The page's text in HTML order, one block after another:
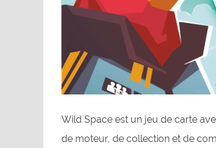
Wild Space est un jeu de carte
de moteur, de collection et de